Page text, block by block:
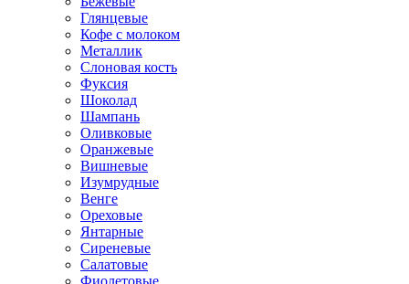
Глянцевые
Кофе с молоком
Металлик
Слоновая кость
Фуксия
Шоколад
Шампань
Оливковые
Оранжевые
Вишневые
Изумрудные
Венге
Ореховые
Янтарные
Сиреневые
Салатовые
Фиолетовые